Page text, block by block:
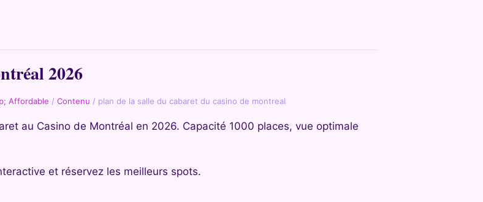
2026
Affordable / Contenu / plan de la salle du cabaret du casino de montreal
au Casino de Montréal en 2026. Capacité 1000 places, vue optimale
et réservez les meilleurs spots.